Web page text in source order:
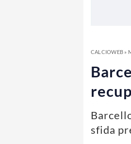
CALCIOWEB»
sfida